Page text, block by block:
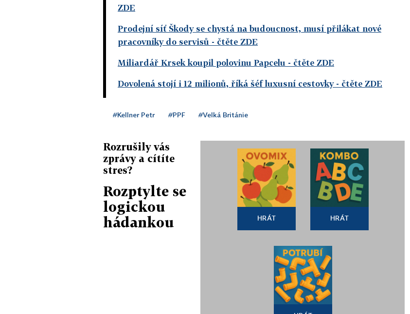
ZDE
Prodejní síť Škody se chystá na budoucnost, musí přilákat nové
pracovníky do servisů - čtěte ZDE
Miliardář Krsek koupil polovinu Papcelu - čtěte ZDE
Dovolená stojí i 12 milionů, říká šéf luxusní cestovky- čtěte ZDE
#Kellner Petr #PPF #Velká Británie
Rozrušily vás
zprávy a cítíte
stres?
Rozptylte se
logickou
hádankou
HRÁT HRÁT